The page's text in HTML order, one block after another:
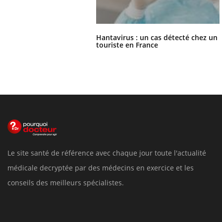
Hantavirus : un cas détecté chez un
touriste en France
Le site santé de référence avec chaque jour toute l'actualité
médicale decryptée par des médecins en exercice et les
conseils des meilleurs spécialistes.